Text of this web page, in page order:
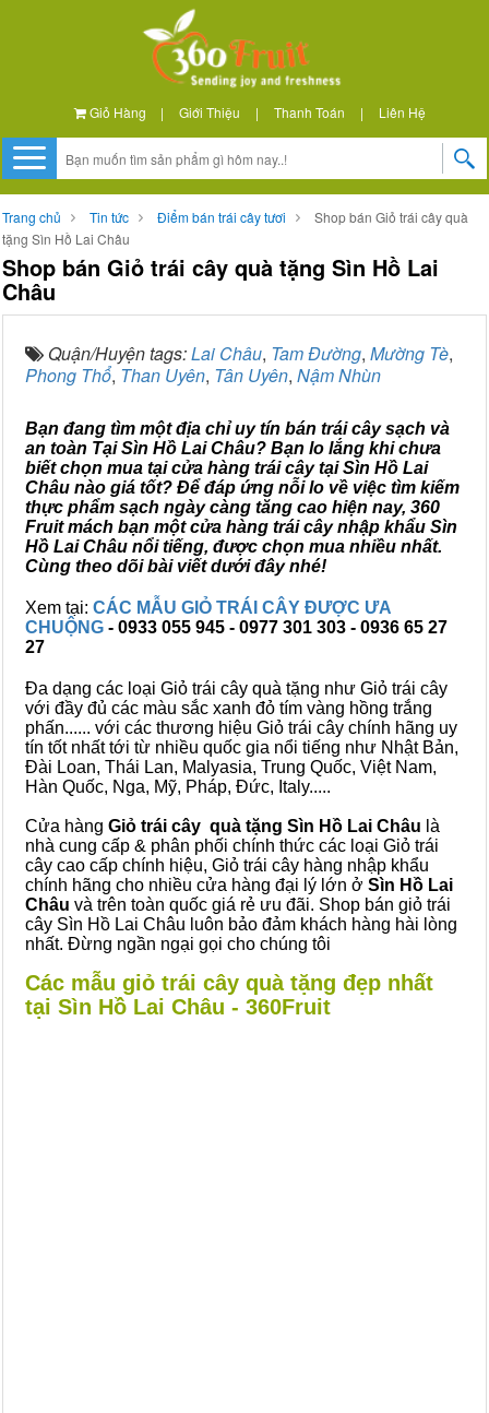
Giỏ Hàng | Giới Thiệu | Thanh Toán | Liên Hệ
Trang chủ Tin tức Điểm bán trái cây tươi
Shop bán Giỏ trái cây quà
tặng Sìn Hồ Lai Châu
Shop bán Giỏ trái cây quà tặng Sìn Hồ Lai
Châu
Quận/Huyện tags:Lai Châu, Tam Đường, Mường Tè,
Phong Thổ, Than Uyên, Tân Uyên, Nậm Nhùn
Bạn đang tìm một địa chỉ uy tín bán trái cây sạch và
an toàn Tại Sìn Hồ Lai Châu? Bạn lo lắng khi chưa
biết chọn mua tại cửa hàng trái cây tại Sìn Hồ Lai
Châu nào giá tốt? Để đáp ứng nỗi lo về việc tìm kiếm
thực phẩm sạch ngày càng tăng cao hiện nay, 360
Fruit mách bạn một cửa hàng trái cây nhập khẩu Sìn
Hồ Lai Châu nổi tiếng, được chọn mua nhiều nhất.
Cùng theo dõi bài viết dưới đây nhé!
Xem tại: CÁC MẪU GIỎ TRÁI CÂY ĐƯỢC ƯA
CHUỘNG - 0933 055 945 - 0977 301 303 - 0936 65 27
27
Đa dạng các loại Giỏ trái cây quà tặng như Giỏ trái cây
với đầy đủ các màu sắc xanh đỏ tím vàng hồng trắng
phấn...... với các thương hiệu Giỏ trái cây chính hãng uy
tín tốt nhất tới từ nhiều quốc gia nổi tiếng như Nhật Bản,
Đài Loan, Thái Lan, Malyasia, Trung Quốc, Việt Nam,
Hàn Quốc, Nga, Mỹ, Pháp, Đức, Italy.....
Cửa hàng Giỏ trái cây quà tặng Sìn Hồ Lai Châu là
nhà cung cấp & phân phối chính thức các loại Giỏ trái
cây cao cấp chính hiệu, Giỏ trái cây hàng nhập khẩu
chính hãng cho nhiều cửa hàng đại lý lớn ở Sìn Hồ Lai
Châu và trên toàn quốc giá rẻ ưu đãi. Shop bán giỏ trái
cây Sìn Hồ Lai Châu luôn bảo đảm khách hàng hài lòng
nhất. Đừng ngần ngại gọi cho chúng tôi
Các mẫu giỏ trái cây quà tặng đẹp nhất
tại Sìn Hồ Lai Châu - 360Fruit